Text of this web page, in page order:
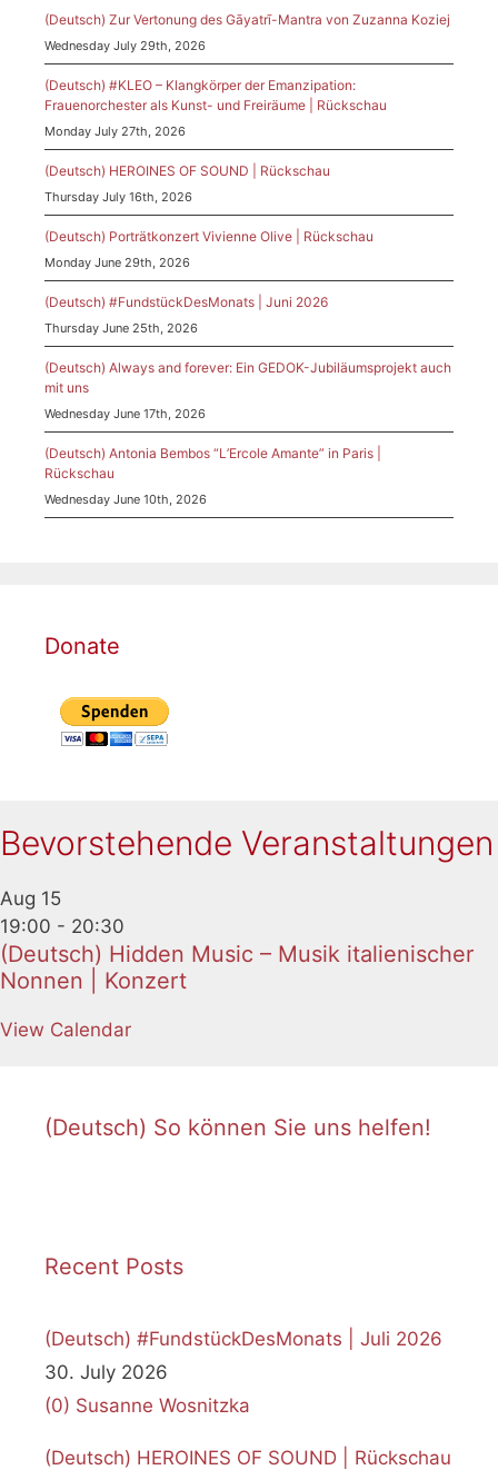
(Deutsch) Zur Vertonung des Gāyatrī-Mantra von Zuzanna Koziej
Wednesday July 29th, 2026
(Deutsch) #KLEO – Klangkörper der Emanzipation:
Frauenorchester als Kunst- und Freiräume | Rückschau
Monday July 27th, 2026
(Deutsch) HEROINES OF SOUND | Rückschau
Thursday July 16th, 2026
(Deutsch) Porträtkonzert Vivienne Olive | Rückschau
Monday June 29th, 2026
(Deutsch) #FundstückDesMonats | Juni 2026
Thursday June 25th, 2026
(Deutsch) Always and forever: Ein GEDOK-Jubiläumsprojekt auch
mit uns
Wednesday June 17th, 2026
(Deutsch) Antonia Bembos “L’Ercole Amante” in Paris |
Rückschau
Wednesday June 10th, 2026
Donate
Bevorstehende Veranstaltungen
Aug 15
19:00 - 20:30
(Deutsch) Hidden Music – Musik italienischer
Nonnen | Konzert
View Calendar
(Deutsch) So können Sie uns helfen!
Recent Posts
(Deutsch) #FundstückDesMonats | Juli 2026
30. July 2026
(0) Susanne Wosnitzka
(Deutsch) HEROINES OF SOUND | Rückschau